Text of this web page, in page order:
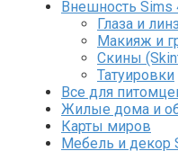
Внешность Sims
Глаза и
Макияж и
Скины
Татуировки
Все для
Жилые дома и
Карты миров
Мебель и декор